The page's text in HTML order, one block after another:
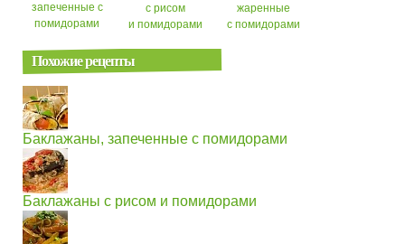
запеченные с
помидорами
с рисом
и помидорами
жаренные
с помидорами
Похожие рецепты
Баклажаны, запеченные с помидорами
Баклажаны с рисом и помидорами